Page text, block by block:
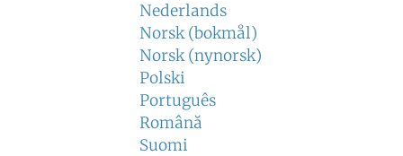
Nederlands
Norsk (bokmål)
Norsk (nynorsk)
Polski
Português
Română
Suomi